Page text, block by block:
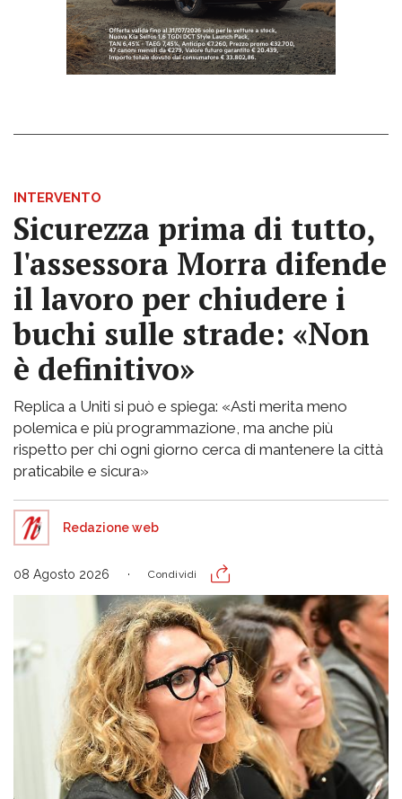
INTERVENTO
Sicurezza prima di tutto,
l'assessora Morra difende
il lavoro per chiudere i
buchi sulle strade: «Non
è definitivo»
Replica a Uniti si può e spiega: «Asti merita meno
polemica e più programmazione, ma anche più
rispetto per chi ogni giorno cerca di mantenere la città
praticabile e sicura»
Redazione web
08 Agosto 2026 Condividi